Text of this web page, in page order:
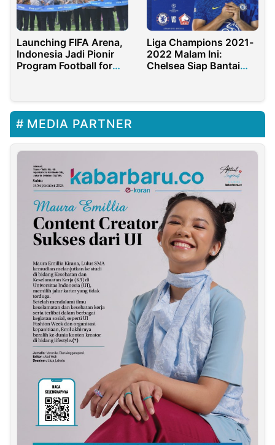
Launching FIFA Arena,
Indonesia Jadi Pionir
Program Football for
Liga Champions 2021-
2022 Malam Ini:
Chelsea Siap Bantai
MEDIA PARTNER